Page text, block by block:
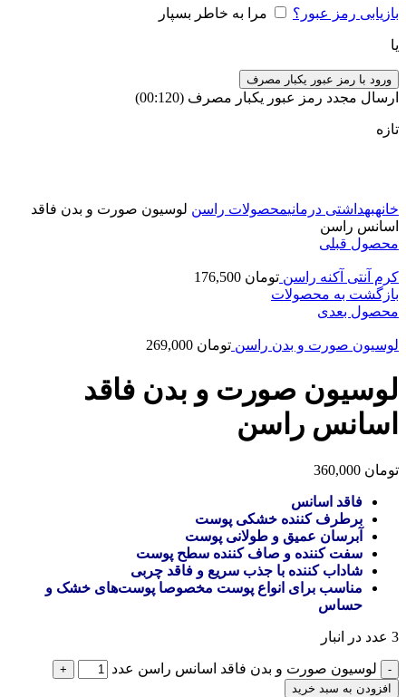
بازیابی رمز عبور؟ مرا به خاطر بسپار
یا
ورود با رمز عبور یکبار مصرف
ارسال مجدد رمز عبور یکبار مصرف (00:
120
)
تازه
خانهبهداشتی درمانیمحصولات راسن لوسیون صورت و بدن فاقد
اسانس راسن
محصول قبلی
کرم آنتی آکنه راسن تومان
بازگشت به محصولات
محصول بعدی
لوسیون صورت و بدن راسن تومان
لوسیون صورت و بدن فاقد
اسانس راسن
تومان
فاقد اسانس
برطرف کننده خشکی پوست
آبرسان عمیق و طولانی پوست
سفت کننده و صاف کننده سطح پوست
شاداب کننده با جذب سریع و فاقد چربی
مناسب برای انواع پوست مخصوصا پوست‌های خشک و
حساس
3 عدد در انبار
لوسیون صورت و بدن فاقد اسانس راسن عدد
افزودن به سبد خرید